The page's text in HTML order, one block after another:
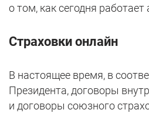
о том, как сегодня работает
Страховки онлайн
В настоящее время, в
Президента, договоры
и договоры союзного